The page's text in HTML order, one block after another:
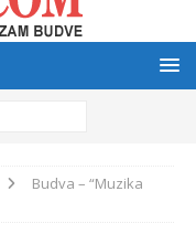
Budva – “Muzika